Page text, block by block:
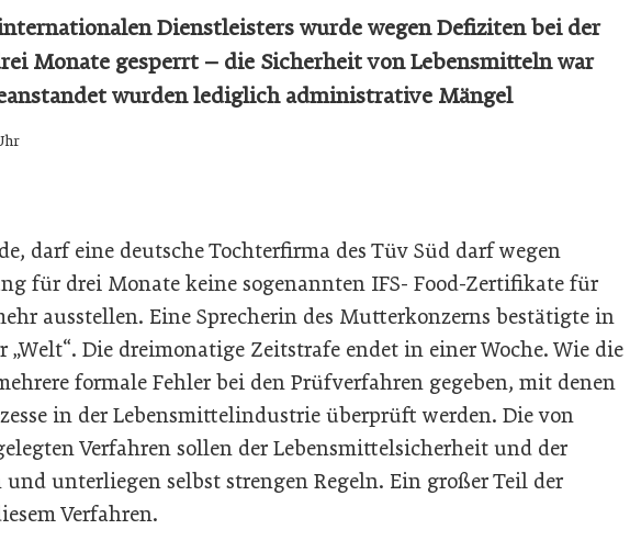
Dienstleisters wurde wegen Defiziten bei der
Monate gesperrt – die Sicherheit von Lebensmitteln war
wurden lediglich administrative Mängel
darf eine deutsche Tochterfirma des Tüv Süd darf wegen
für drei Monate keine sogenannten IFS- Food-Zertifikate für
ausstellen. Eine Sprecherin des Mutterkonzerns bestätigte in
Die dreimonatige Zeitstrafe endet in einer Woche. Wie die
formale Fehler bei den Prüfverfahren gegeben, mit denen
in der Lebensmittelindustrie überprüft werden. Die von
Verfahren sollen der Lebensmittelsicherheit und der
unterliegen selbst strengen Regeln. Ein großer Teil der
Verfahren.